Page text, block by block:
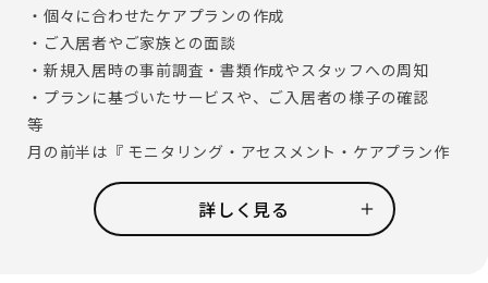
・個々に合わせたケアプランの作成
・ご入居者やご家族との面談
・新規入居時の事前調査・書類作成やスタッフへの周知
・プランに基づいたサービスや、ご入居者の様子の確認
等
月の前半は『 モニタリング・アセスメント・ケアプラン作
成 』 、月の後半は 『サービス担当者会議・ケアプランのお
伝え 』 という形で、 1 ヶ月の業務を大まかに分けていま
詳しく見る